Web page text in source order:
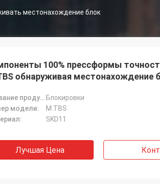
местонахождение блок
100% прессформы
обнаруживая местонахождение
Название продукта: Блокировки
модели:
M.TBS
SKD11
Лучшая Цена